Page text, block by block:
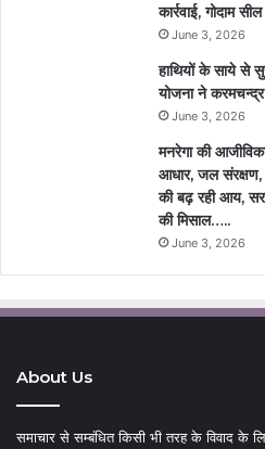
कार्रवाई, गोदाम
June 3, 2026
हाथियों के साये से
योजना ने
June 3, 2026
मनरेगा की
आधार, जल संरक्षण,
की बढ़ रही आय,
की मिसाल…..
June 3, 2026
About Us
समाचार से सम्बंधित किसी भी तरह के विवाद के